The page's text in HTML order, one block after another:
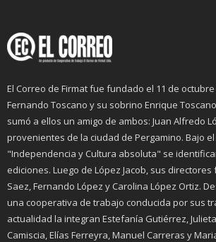
El Correo de Firmat fue fundado el 11 de
Fernando Toscano y su sobrino Enrique
sumó a ellos un amigo de ambos: Juan Alfredo
provenientes de la ciudad de Pergamino. Bajo
"Independencia y Cultura absoluta" se
ediciones. Luego de López Jacob, sus directores
Saez, Fernando López y Carolina López Ortiz.
una cooperativa de trabajo conducida por sus
actualidad la integran Estefanía Gutiérrez,
Camiscia, Elías Ferreyra, Manuel Carreras y